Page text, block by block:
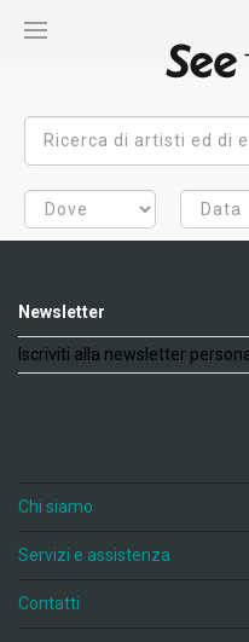
Newsletter
Iscriviti alla newsletter
Chi siamo
Servizi e assistenza
Contatti